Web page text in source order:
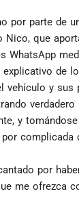
por parte de
Nico, que
WhatsApp
explicativo de
vehículo y sus
verdadero
y
complicada
por
me ofrezca